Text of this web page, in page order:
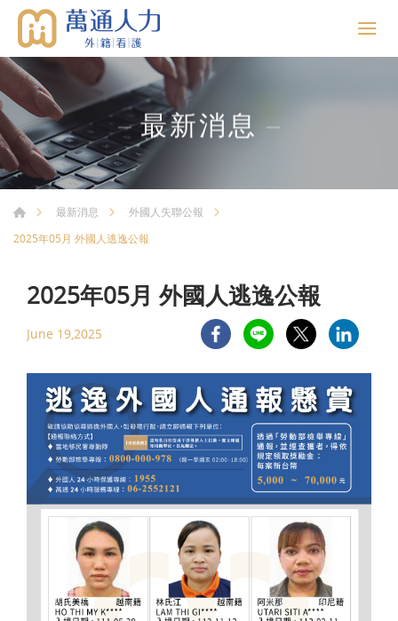
最新消息
最新消息
外國人失聯公報
2025年05月 外國人逃逸公報
2025年05月 外國人逃逸公報
June 19,2025